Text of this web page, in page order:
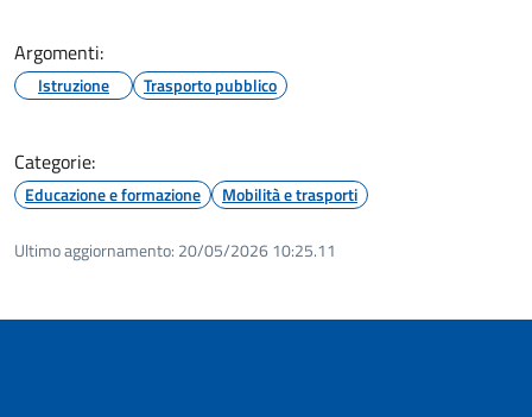
Argomenti:
Istruzione Trasporto pubblico
Categorie:
Educazione e formazione Mobilità e trasporti
Ultimo aggiornamento: 20/05/2026 10:25.11